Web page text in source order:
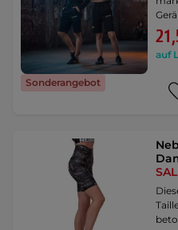
Sonderangebot
auf